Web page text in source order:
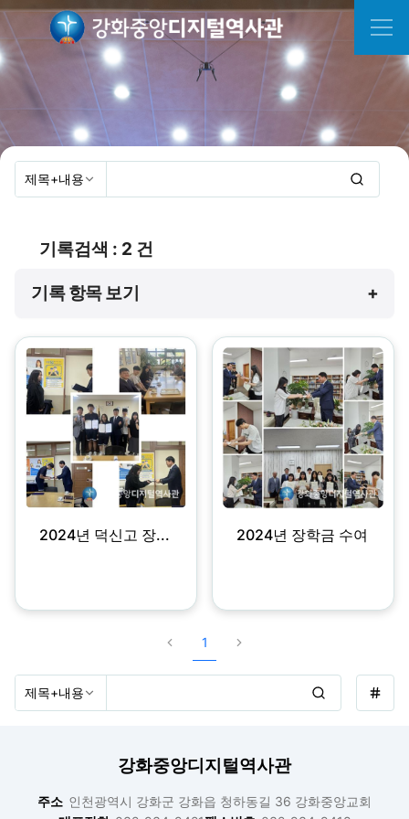
기록검색 : 2 건
기록 항목 보기 +
2024년 덕신고 장... 2024년 장학금 수여
1
강화중앙디지털역사관
주소 인천광역시 강화군 강화읍 청하동길 36 강화중앙교회